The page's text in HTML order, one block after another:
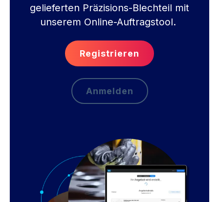
gelieferten Präzisions-Blechteil mit
unserem Online-Auftragstool.
Registrieren
Anmelden